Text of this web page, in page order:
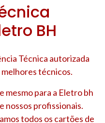
BH
Técnica autorizada
técnicos.
mesmo para a Eletro bh
nossos profissionais.
todos os cartões de